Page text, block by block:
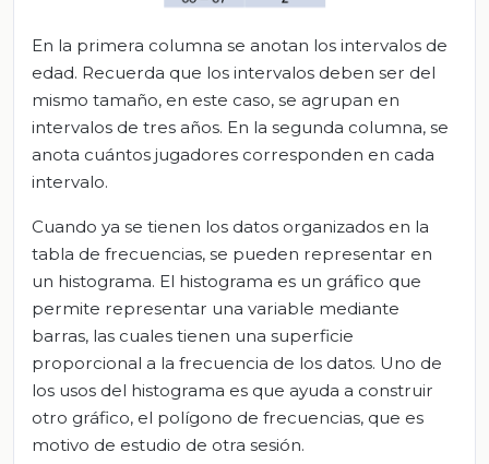
En la primera columna se anotan los intervalos de
edad. Recuerda que los intervalos deben ser del
mismo tamaño, en este caso, se agrupan en
intervalos de tres años. En la segunda columna, se
anota cuántos jugadores corresponden en cada
intervalo.
Cuando ya se tienen los datos organizados en la
tabla de frecuencias, se pueden representar en
un histograma. El histograma es un gráfico que
permite representar una variable mediante
barras, las cuales tienen una superficie
proporcional a la frecuencia de los datos. Uno de
los usos del histograma es que ayuda a construir
otro gráfico, el polígono de frecuencias, que es
motivo de estudio de otra sesión.